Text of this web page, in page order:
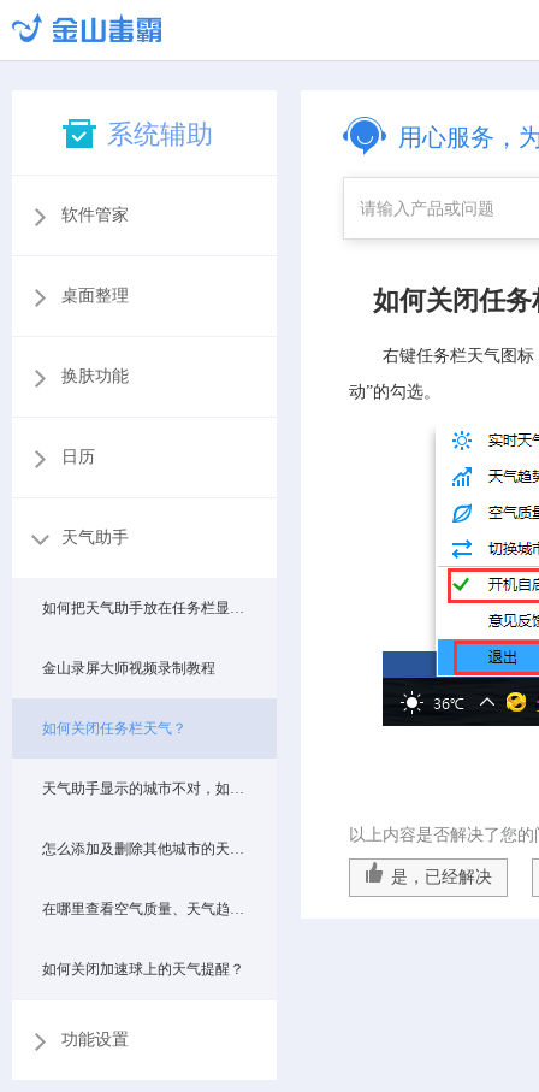
系统辅助
软件管家
桌面整理
换肤功能
日历
天气助手
如何把天气助手放在任务栏显示？
金山录屏大师视频录制教程
如何关闭任务栏天气？
天气助手显示的城市不对，如何更改？
怎么添加及删除其他城市的天气？
在哪里查看空气质量、天气趋势等信息？
如何关闭加速球上的天气提醒？
功能设置
用心服务，
如何关闭任
右键任务栏天气图
动”的勾选。
以上内容是否解决了您的
是，已经解决